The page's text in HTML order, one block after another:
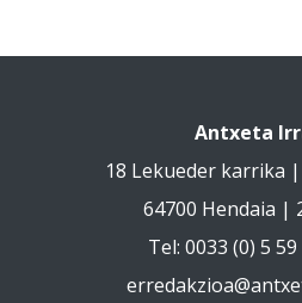
Antxeta
18 Lekueder karrika |
64700 Hendaia |
Tel: 0033 (0) 5